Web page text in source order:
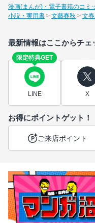
漫画(まんが)・電子書籍のコミ
小説・実用書
文藝春秋 文
最新情報はここからチェ
限定特典GET
LINE X
お得にポイントゲット！
ご来店ポイント